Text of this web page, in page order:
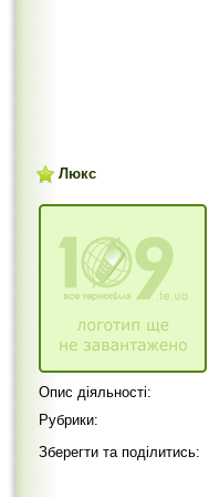
Люкс
Опис діяльності:
Рубрики:
Зберегти та поділитись: